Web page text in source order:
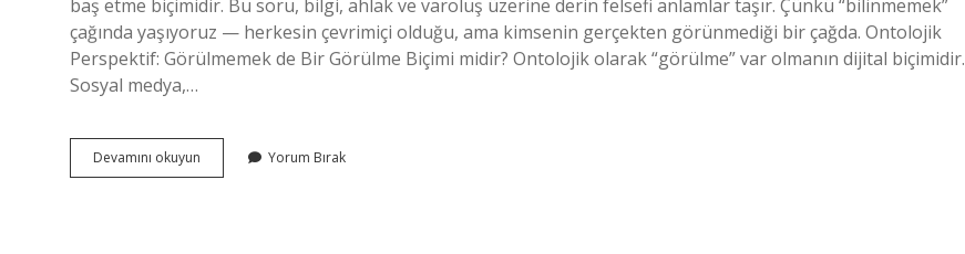
baş etme biçimidir. Bu soru, bilgi, ahlak ve varoluş üzerine derin felsefi anlamlar taşır. Çünkü “bilinmemek”
çağında yaşıyoruz — herkesin çevrimiçi olduğu, ama kimsenin gerçekten görünmediği bir çağda. Ontolojik
Perspektif: Görülmemek de Bir Görülme Biçimi midir? Ontolojik olarak “görülme” var olmanın dijital biçimidir.
Sosyal medya,…
Devamını okuyun Görüldüsü
kapalı
Yorum Bırak